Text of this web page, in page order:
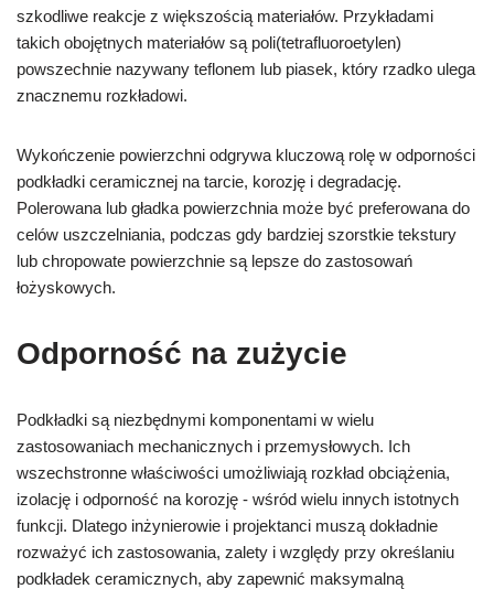
szkodliwe reakcje z większością materiałów. Przykładami
takich obojętnych materiałów są poli(tetrafluoroetylen)
powszechnie nazywany teflonem lub piasek, który rzadko ulega
znacznemu rozkładowi.
Wykończenie powierzchni odgrywa kluczową rolę w odporności
podkładki ceramicznej na tarcie, korozję i degradację.
Polerowana lub gładka powierzchnia może być preferowana do
celów uszczelniania, podczas gdy bardziej szorstkie tekstury
lub chropowate powierzchnie są lepsze do zastosowań
łożyskowych.
Odporność na zużycie
Podkładki są niezbędnymi komponentami w wielu
zastosowaniach mechanicznych i przemysłowych. Ich
wszechstronne właściwości umożliwiają rozkład obciążenia,
izolację i odporność na korozję - wśród wielu innych istotnych
funkcji. Dlatego inżynierowie i projektanci muszą dokładnie
rozważyć ich zastosowania, zalety i względy przy określaniu
podkładek ceramicznych, aby zapewnić maksymalną